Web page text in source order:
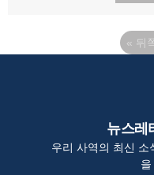
« 뒤
뉴스레
우리 사역의 최신 소